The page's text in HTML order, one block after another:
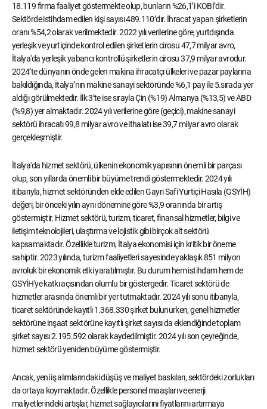
18.119 firma faaliyet göstermekte olup, bunların %26,1’i KOBİ’dir.
Sektörde istihdam edilen kişi sayısı 489.110’dır. İhracat yapan şirketlerin
oranı %54,2 olarak verilmektedir. 2022 yılı verilerine göre, yurtdışında
yerleşik ve yurtiçinde kontrol edilen şirketlerin cirosu 47,7 milyar avro,
İtalya'da yerleşik yabancı kontrollü şirketlerin cirosu 37,9 milyar avrodur.
2024’te dünyanın önde gelen makina ihracatçı ülkeleri ve pazar paylarına
bakıldığında, İtalya’nın makine sanayi sektöründe %6,1 pay ile 5.sırada yer
aldığı görülmektedir. İlk 3’te ise sırayla Çin (%19) Almanya (%13,5) ve ABD
(%9,8) yer almaktadır. 2024 yılı verilerine göre (geçici), makine sanayi
sektörü ihracatı 99,8 milyar avro ve ithalatı ise 39,7 milyar avro olarak
gerçekleşmiştir.
İtalya'da hizmet sektörü, ülkenin ekonomik yapısının önemli bir parçası
olup, son yıllarda önemli bir büyüme trendi göstermektedir. 2024 yılı
itibarıyla, hizmet sektöründen elde edilen Gayri Safi Yurtiçi Hasıla (GSYİH)
değeri, bir önceki yılın aynı dönemine göre %3,9 oranında bir artış
göstermiştir. Hizmet sektörü, turizm, ticaret, finansal hizmetler, bilgi ve
iletişim teknolojileri, ulaştırma ve lojistik gibi birçok alt sektörü
kapsamaktadır. Özellikle turizm, İtalya ekonomisi için kritik bir öneme
sahiptir. 2023 yılında, turizm faaliyetleri sayesinde yaklaşık 851 milyon
avroluk bir ekonomik etki yaratılmıştır. Bu durum hem istihdam hem de
GSYİH'ye katkı açısından olumlu bir göstergedir. Ticaret sektörü de
hizmetler arasında önemli bir yer tutmaktadır. 2024 yılı sonu itibarıyla,
ticaret sektöründe kayıtlı 1.368.330 şirket bulunurken, genel hizmetler
sektörüne inşaat sektörüne kayıtlı şirket sayısı da eklendiğinde toplam
şirket sayısı 2.195.592 olarak kaydedilmiştir. 2024 yılı son çeyreğinde,
hizmet sektörü yeniden büyüme göstermiştir.
Ancak, yeni iş alımlarındaki düşüş ve maliyet baskıları, sektördeki zorlukları
da ortaya koymaktadır. Özellikle personel maaşları ve enerji
maliyetlerindeki artışlar, hizmet sağlayıcılarını fiyatlarını artırmaya